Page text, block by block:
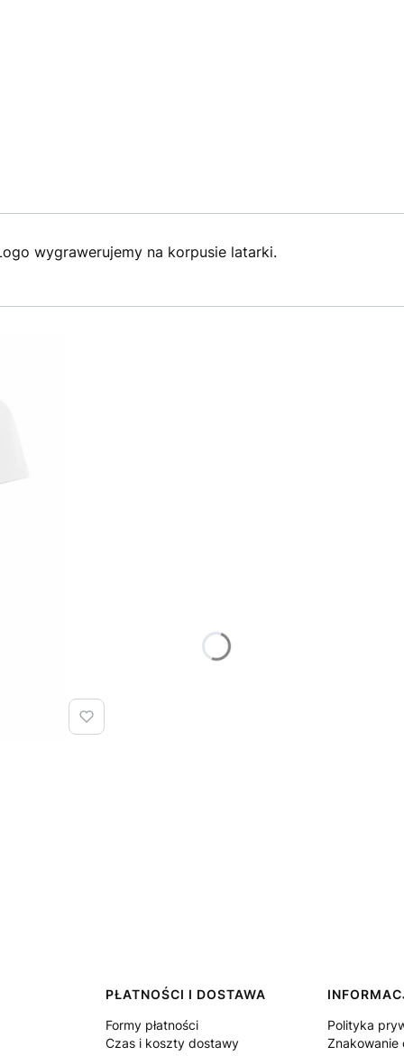
wygrawerujemy na korpusie latarki.
PŁATNOŚCI I DOSTAWA
Formy płatności
Czas i koszty dostawy
Polityka
Znakowanie